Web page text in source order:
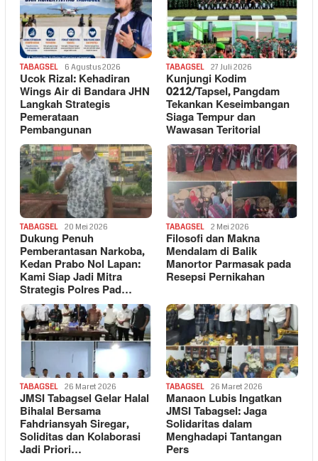
TABAGSEL 6 Agustus 2026
Ucok Rizal: Kehadiran
Wings Air di Bandara JHN
Langkah Strategis
Pemerataan
Pembangunan
TABAGSEL 27 Juli 2026
Kunjungi Kodim
0212/Tapsel, Pangdam
Tekankan Keseimbangan
Siaga Tempur dan
Wawasan Teritorial
TABAGSEL 20 Mei 2026
Dukung Penuh
Pemberantasan Narkoba,
Kedan Prabo Nol Lapan:
Kami Siap Jadi Mitra
Strategis Polres Pad…
TABAGSEL 2 Mei 2026
Filosofi dan Makna
Mendalam di Balik
Manortor Parmasak pada
Resepsi Pernikahan
TABAGSEL 26 Maret 2026
JMSI Tabagsel Gelar Halal
Bihalal Bersama
Fahdriansyah Siregar,
Soliditas dan Kolaborasi
Jadi Priori…
TABAGSEL 26 Maret 2026
Manaon Lubis Ingatkan
JMSI Tabagsel: Jaga
Solidaritas dalam
Menghadapi Tantangan
Pers